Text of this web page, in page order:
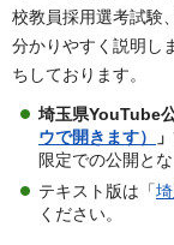
校教員採用選考試験
分かりやすく説明し
ちしております。
埼玉県YouTube
ウで開きます）
限定での公開とな
テキスト版は「
ください。